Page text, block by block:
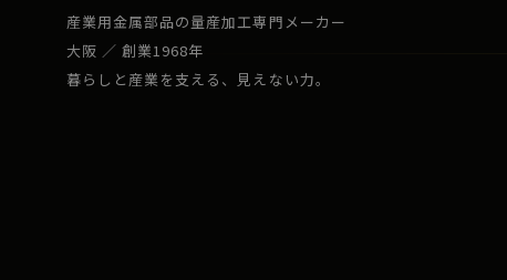
産業用金属部品の量産加工専門メーカー
大阪 ／ 創業1968年
暮らしと産業を支える、見えない力。